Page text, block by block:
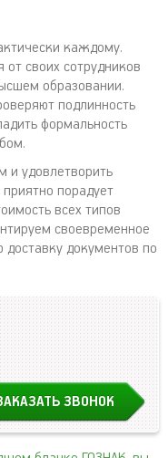
каждому.
своих сотрудников
образовании.
подлинность
формальность
удовлетворить
порадует
всех типов
своевременное
документов по